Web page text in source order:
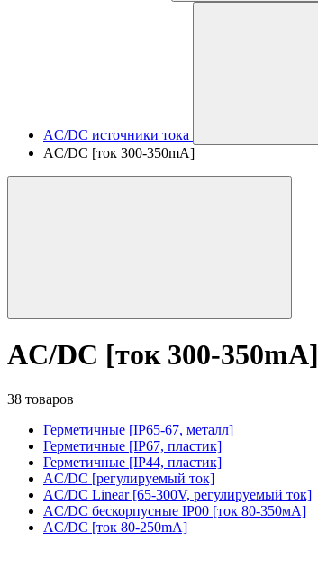
AC/DC источники тока
AC/DC [ток 300-350mA]
AC/DC [ток 300-350mA]
38 товаров
Герметичные [IP65-67, металл]
Герметичные [IP67, пластик]
Герметичные [IP44, пластик]
AC/DC [регулируемый ток]
AC/DC Linear [65-300V, регулируемый ток]
AC/DC бескорпусные IP00 [ток 80-350мА]
AC/DC [ток 80-250mA]